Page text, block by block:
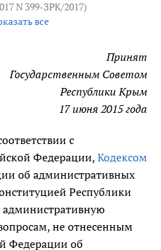
N 399-ЗРК/2017)
все
Принят
Государственным Советом
Республики Крым
17 июня 2015 года
с
Федерации, Кодексом
об административных
Республики
административную
не отнесенным
Федерации об